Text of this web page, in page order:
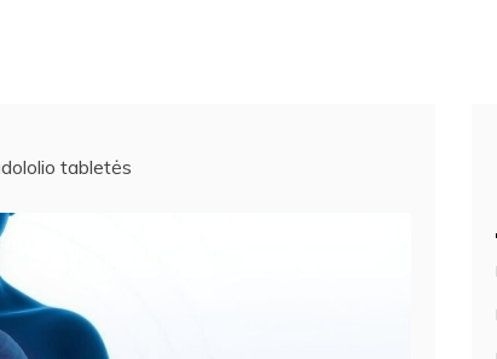
tabletės